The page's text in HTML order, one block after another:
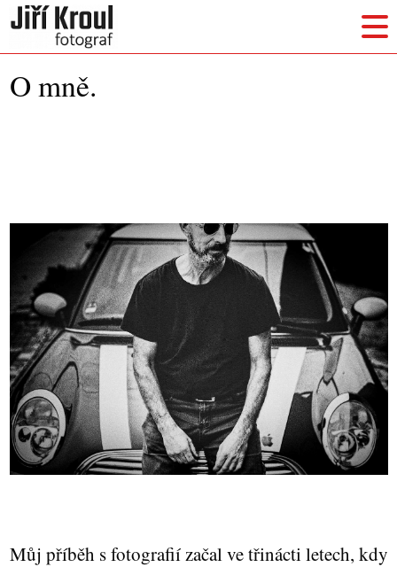
O mně.
Můj příběh s fotografií začal ve třinácti letech, kdy